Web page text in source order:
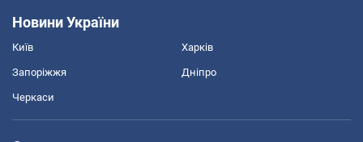
Новини України
Київ Харків
Запоріжжя Дніпро
Черкаси